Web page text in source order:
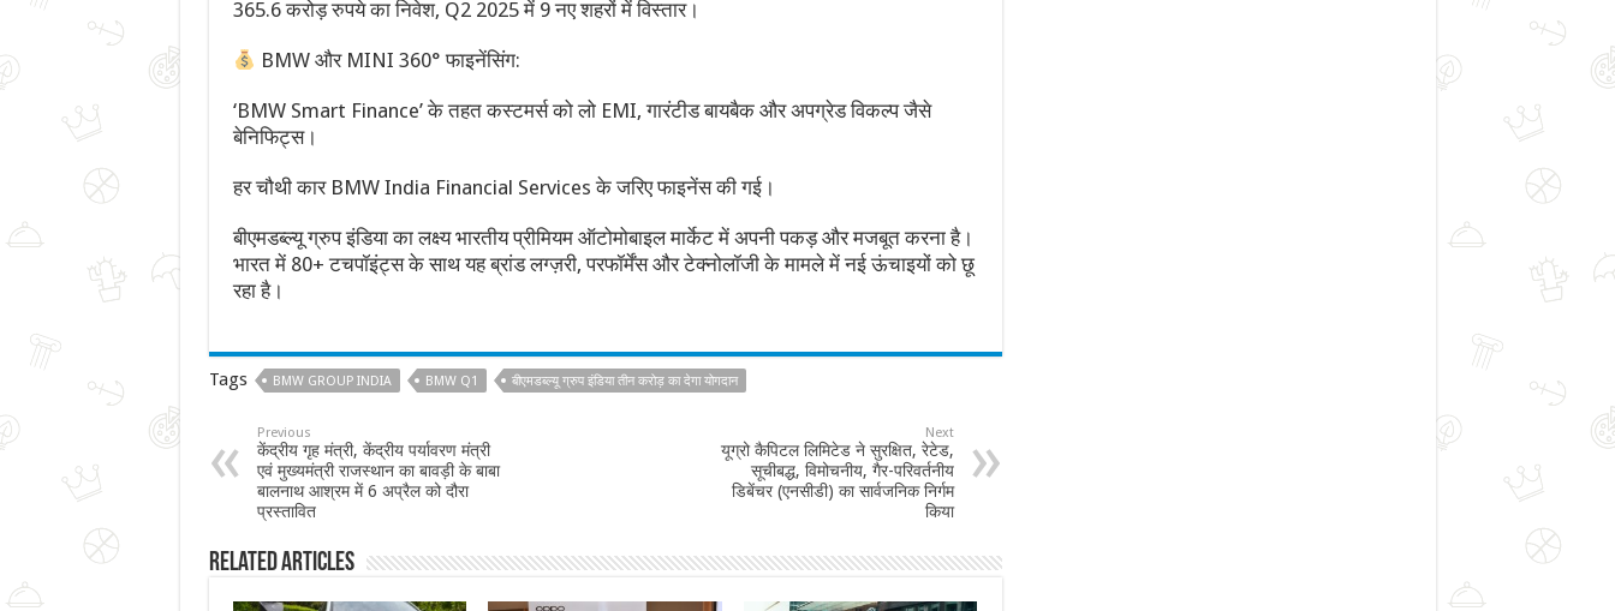
365.6 करोड़ रुपये का निवेश, Q2 2025 में 9 नए शहरों में विस्तार।
BMW और MINI 360° फाइनेंसिंग:
‘BMW Smart Finance’ के तहत कस्टमर्स को लो EMI, गारंटीड बायबैक और अपग्रेड विकल्प जैसे
बेनिफिट्स।
हर चौथी कार BMW India Financial Services के जरिए फाइनेंस की गई।
बीएमडब्ल्यू ग्रुप इंडिया का लक्ष्य भारतीय प्रीमियम ऑटोमोबाइल मार्केट में अपनी पकड़ और मजबूत करना है।
भारत में 80+ टचपॉइंट्स के साथ यह ब्रांड लग्ज़री, परफॉर्मेंस और टेक्नोलॉजी के मामले में नई ऊंचाइयों को छू
रहा है।
Tags BMW GROUP INDIA BMW Q1 बीएमडब्ल्यू ग्रुप इंडिया तीन करोड़ का देगा योगदान
Previous
केंद्रीय गृह मंत्री, केंद्रीय पर्यावरण मंत्री
एवं मुख्यमंत्री राजस्थान का बावड़ी के बाबा
बालनाथ आश्रम में 6 अप्रैल को दौरा
प्रस्तावित
Next
यूग्रो कैपिटल लिमिटेड ने सुरक्षित, रेटेड,
सूचीबद्ध, विमोचनीय, गैर-परिवर्तनीय
डिबेंचर (एनसीडी) का सार्वजनिक निर्गम
किया
Related Articles